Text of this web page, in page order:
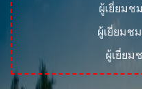
ผู้เยี่ยมช
ผู้เยี่ยมช
ผู้เยี่ยม